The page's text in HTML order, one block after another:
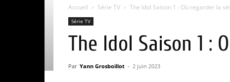
Accueil Série TV The Idol Saison 1 : Où regarder la
Série TV
The Idol Saison 1 :
Par Yann Grosboillot - 2 juin 2023